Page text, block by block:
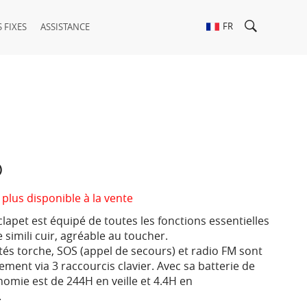
FIXES ASSISTANCE FR
disponible à la vente
est équipé de toutes les fonctions essentielles
simili cuir, agréable au toucher.
torche, SOS (appel de secours) et radio FM sont
via 3 raccourcis clavier. Avec sa batterie de
est de 244H en veille et 4.4H en